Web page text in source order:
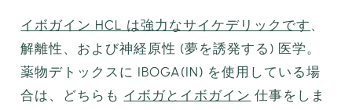
イボガイン HCL は強力なサイケデリックです 、
解離性、および神経原性 (夢を誘発する) 医学。
薬物デトックスに IBOGA(IN) を使用している場
合は、どちらも イボガとイボガイン 仕事をしま